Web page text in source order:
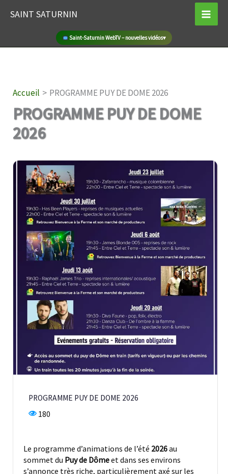
SAINT SATURNIN
Marché de producteurs locaux à Saint-Saturnin
Accueil PROGRAMME PUY DE DOME 2026
PROGRAMME PUY DE DOME
2026
PROGRAMME PUY DE DOME 2026
180
Le programme d’animations de l’été 2026au
sommet du Puy de Dômeet dans ses environs
s’annonce très riche, particulièrement axé sur les